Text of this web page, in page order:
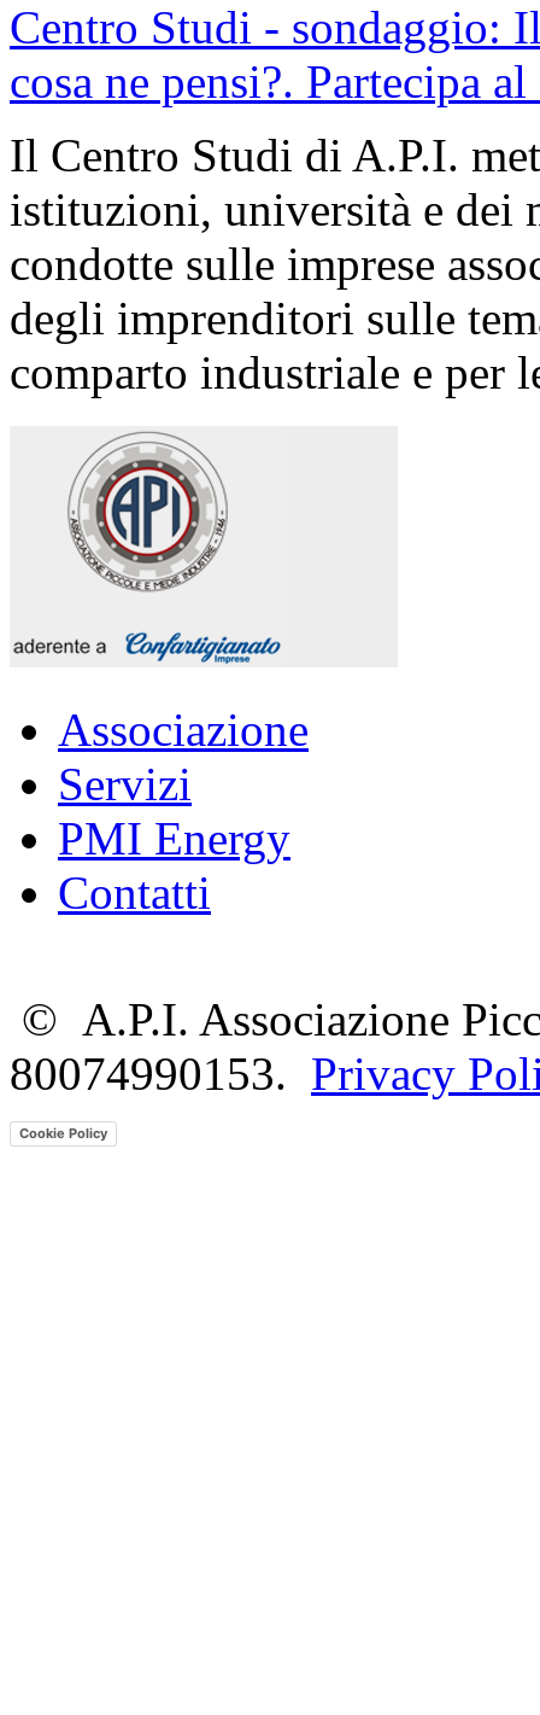
Centro Studi - sondaggio:
cosa ne pensi?. Partecipa
Il Centro Studi di A.P.I.
istituzioni, università e dei
condotte sulle imprese
degli imprenditori sulle
comparto industriale e per
Associazione
Servizi
PMI Energy
Contatti
© A.P.I. Associazione
80074990153. Privacy
Cookie Policy